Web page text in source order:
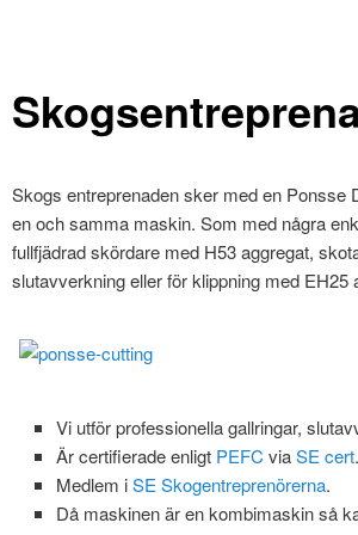
Skogs entreprenaden sker med en
en och samma maskin. Som med några
fullfjädrad skördare med H53 aggregat,
slutavverkning eller för klippning med EH25
Vi utför professionella gallringar,
Är certifierade enligt PEFC viaSE cert.
Medlem iSE Skogentreprenörerna.
Då maskinen är en kombimaskin så